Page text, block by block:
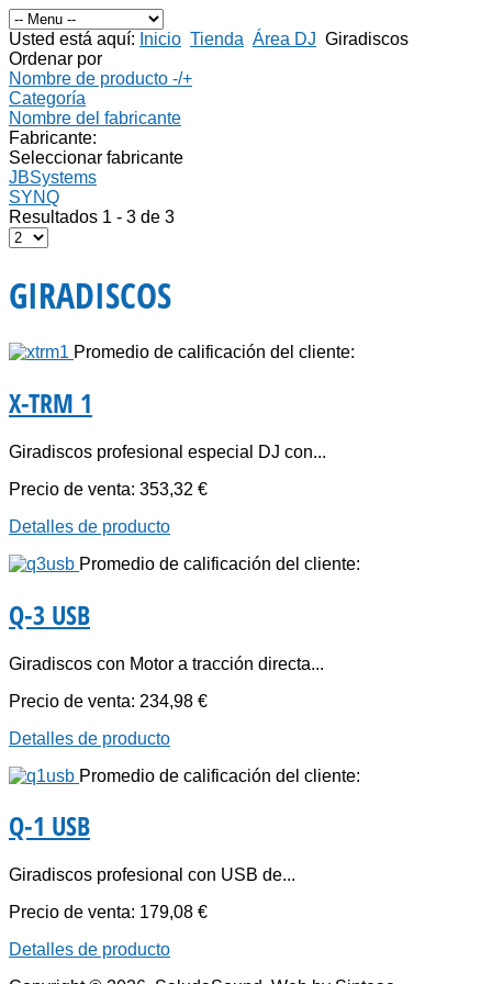
Usted está aquí: Inicio Tienda Área DJ Giradiscos
Ordenar por
Nombre de producto -/+
Categoría
Nombre del fabricante
Fabricante:
Seleccionar fabricante
JBSystems
SYNQ
Resultados 1 - 3 de 3
GIRADISCOS
Promedio de calificación del cliente:
X-TRM 1
Giradiscos profesional especial DJ con...
Precio de venta: 353,32 €
Detalles de producto
Promedio de calificación del cliente:
Q-3 USB
Giradiscos con Motor a tracción directa...
Precio de venta: 234,98 €
Detalles de producto
Promedio de calificación del cliente:
Q-1 USB
Giradiscos profesional con USB de...
Precio de venta: 179,08 €
Detalles de producto